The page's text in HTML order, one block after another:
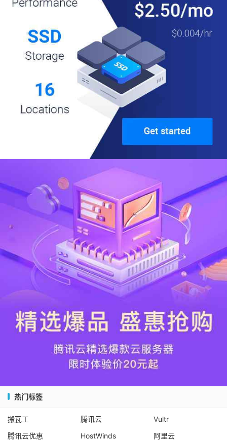
热门标签
搬瓦工 腾讯云
Vultr
腾讯云优惠
HostWinds 阿里云